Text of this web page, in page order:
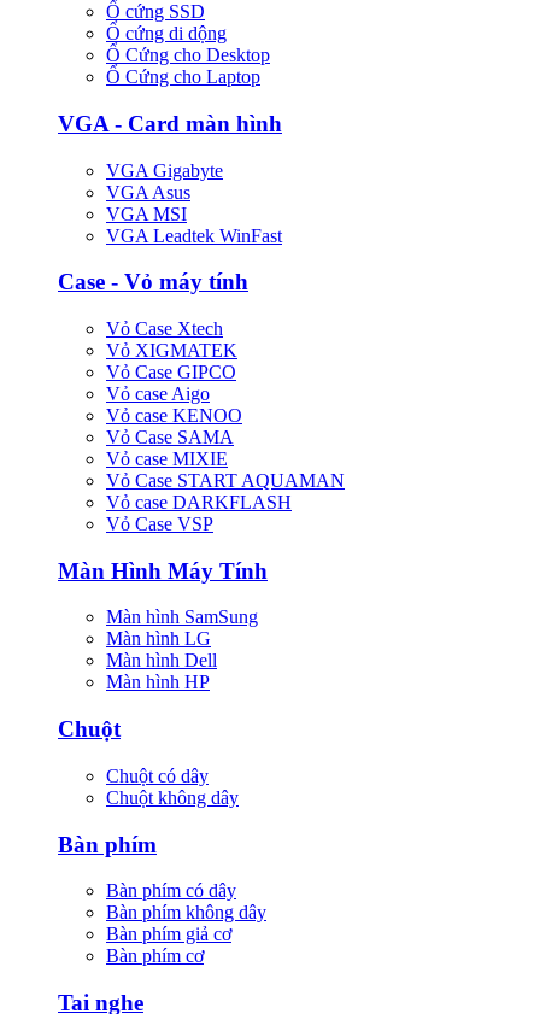
Ổ cứng SSD
Ổ cứng di dộng
Ổ Cứng cho Desktop
Ổ Cứng cho Laptop
VGA - Card màn hình
VGA Gigabyte
VGA Asus
VGA MSI
VGA Leadtek WinFast
Case - Vỏ máy tính
Vỏ Case Xtech
Vỏ XIGMATEK
Vỏ Case GIPCO
Vỏ case Aigo
Vỏ case KENOO
Vỏ Case SAMA
Vỏ case MIXIE
Vỏ Case START AQUAMAN
Vỏ case DARKFLASH
Vỏ Case VSP
Màn Hình Máy Tính
Màn hình SamSung
Màn hình LG
Màn hình Dell
Màn hình HP
Chuột
Chuột có dây
Chuột không dây
Bàn phím
Bàn phím có dây
Bàn phím không dây
Bàn phím giả cơ
Bàn phím cơ
Tai nghe